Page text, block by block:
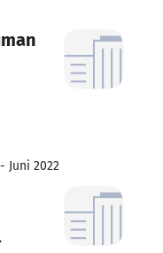
Juni 2022